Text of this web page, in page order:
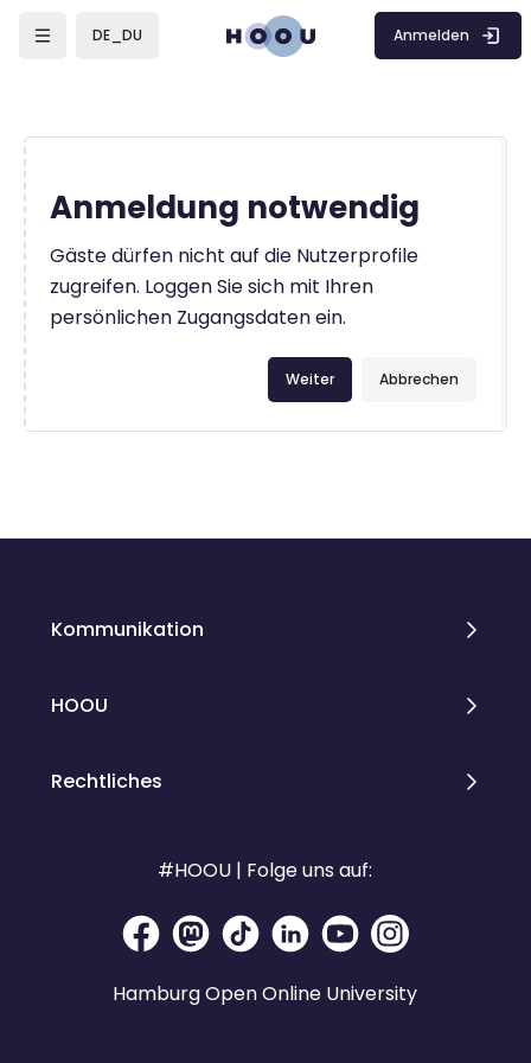
DE_DU Anmelden
Anmeldung notwendig
Gäste dürfen nicht auf die Nutzerprofile
zugreifen. Loggen Sie sich mit Ihren
persönlichen Zugangsdaten ein.
Abbrechen
Weiter
Kommunikation
HOOU
Rechtliches
#HOOU | Folge uns auf:
Hamburg Open Online University